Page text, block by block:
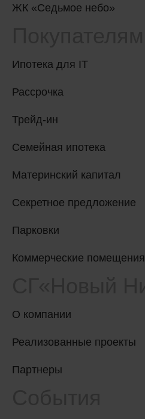
ЖК «Седьмое небо»
Ипотека для IT
Рассрочка
Трейд-ин
Семейная ипотека
Материнский капитал
Секретное предложение
Парковки
Коммерческие помещения
О компании
Реализованные проекты
Партнеры